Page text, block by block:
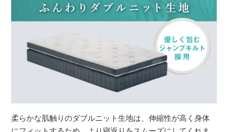
柔らかな肌触りのダブルニット生地は、伸縮性が高く身体